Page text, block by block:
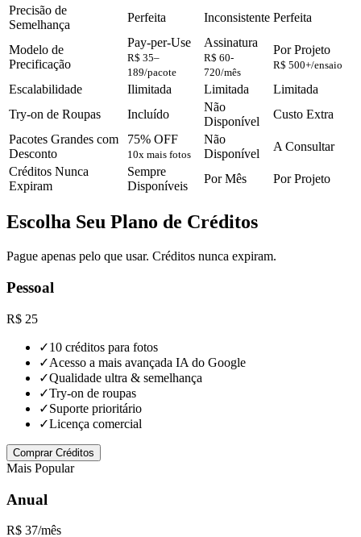
Precisão de
Semelhança
Perfeita Inconsistente Perfeita
Modelo de
Precificação
Pay-per-Use
R$ 35–
189/pacote
Assinatura
R$ 60-
720/mês
Por Projeto
R$ 500+/ensaio
Escalabilidade Ilimitada Limitada
Limitada
Try-on de Roupas
Incluído
Não
Disponível
Custo Extra
Pacotes Grandes com
Desconto
75% OFF
10x mais fotos
Não
Disponível
A Consultar
Créditos Nunca
Expiram
Sempre
Disponíveis
Por Mês Por Projeto
Escolha Seu Plano de Créditos
Pague apenas pelo que usar. Créditos nunca expiram.
Pessoal
R$ 25
✓10 créditos para fotos
✓Acesso a mais avançada IA do Google
✓Qualidade ultra & semelhança
✓Try-on de roupas
✓Suporte prioritário
✓Licença comercial
Comprar Créditos
Mais Popular
Anual
R$ 37/mês